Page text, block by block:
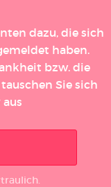
dazu, die sich
haben.
bzw. die
Sie sich